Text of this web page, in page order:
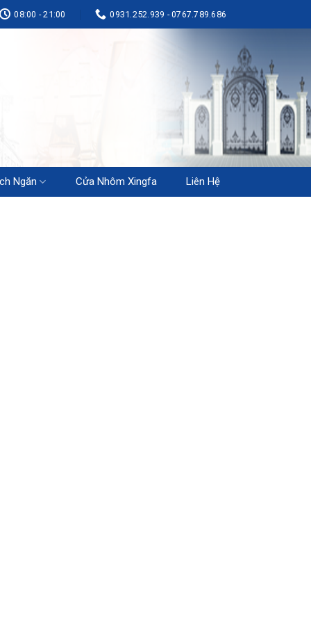
08:00 - 21:00 0931.252.939 - 0767.789.686
Ngăn Cửa Nhôm Xingfa Liên Hệ